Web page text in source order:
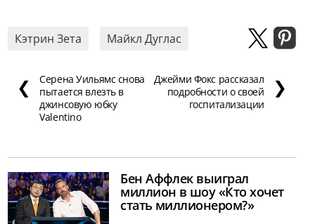
Кэтрин Зета Майкл Дуглас
❮
Серена Уильямс снова
пытается влезть в
джинсовую юбку
Valentino
Джейми Фокс рассказал
подробности о своей
госпитализации
❯
Бен Аффлек выиграл
миллион в шоу «Кто хочет
стать миллионером?»